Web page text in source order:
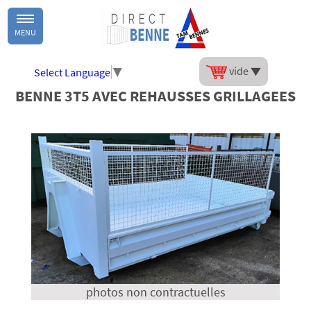
MENU
Select Language ▼ vide
BENNE 3T5 AVEC REHAUSSES GRILLAGEES
photos non contractuelles